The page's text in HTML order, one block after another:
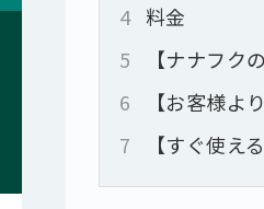
4 料金
5
【ナナフク
6
【お客様よ
7
【すぐ使え